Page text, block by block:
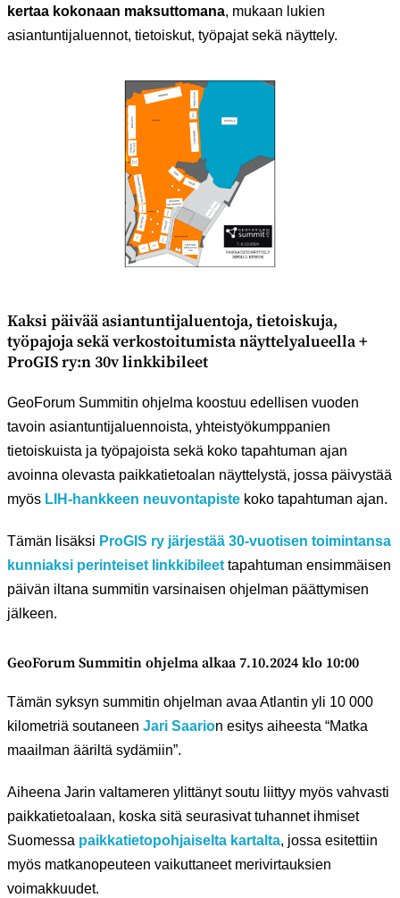
kertaa kokonaan maksuttomana, mukaan lukien
asiantuntijaluennot, tietoiskut, työpajat sekä näyttely.
Kaksi päivää asiantuntijaluentoja, tietoiskuja,
työpajoja sekä verkostoitumista näyttelyalueella +
ProGIS ry:n 30v linkkibileet
GeoForum Summitin ohjelma koostuu edellisen vuoden
tavoin asiantuntijaluennoista, yhteistyökumppanien
tietoiskuista ja työpajoista sekä koko tapahtuman ajan
avoinna olevasta paikkatietoalan näyttelystä, jossa päivystää
myös LIH-hankkeen neuvontapiste koko tapahtuman ajan.
Tämän lisäksi ProGIS ry järjestää 30-vuotisen toimintansa
kunniaksi perinteiset linkkibileet tapahtuman ensimmäisen
päivän iltana summitin varsinaisen ohjelman päättymisen
jälkeen.
GeoForum Summitin ohjelma alkaa 7.10.2024 klo 10:00
Tämän syksyn summitin ohjelman avaa Atlantin yli 10 000
kilometriä soutaneen Jari Saarion esitys aiheesta “Matka
maailman ääriltä sydämiin”.
Aiheena Jarin valtameren ylittänyt soutu liittyy myös vahvasti
paikkatietoalaan, koska sitä seurasivat tuhannet ihmiset
Suomessa paikkatietopohjaiselta kartalta, jossa esitettiin
myös matkanopeuteen vaikuttaneet merivirtauksien
voimakkuudet.